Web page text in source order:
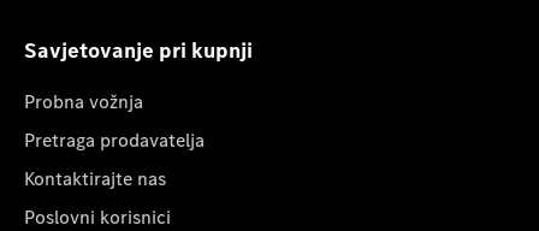
Savjetovanje pri kupnji
Probna vožnja
Pretraga prodavatelja
Kontaktirajte nas
Poslovni korisnici